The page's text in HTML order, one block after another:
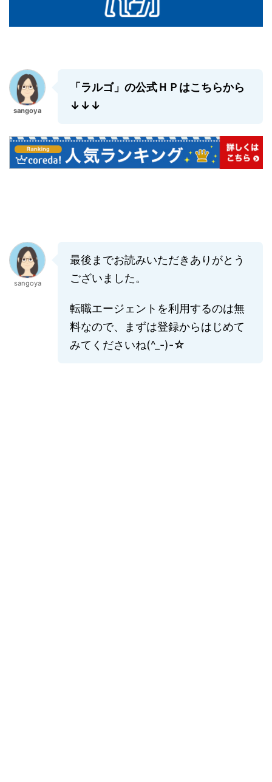
sangoya
「ラルゴ」の公式ＨＰはこちらから
↓↓↓
sangoya
最後までお読みいただきありがとう
ございました。
転職エージェントを利用するのは無
料なので、まずは登録からはじめて
みてくださいね(^_-)-☆